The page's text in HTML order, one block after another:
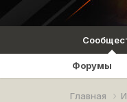
Форумы
Главная